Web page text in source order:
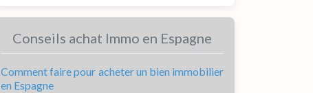
Conseils achat Immo en Espagne
Comment faire pour acheter un bien immobilier
en Espagne